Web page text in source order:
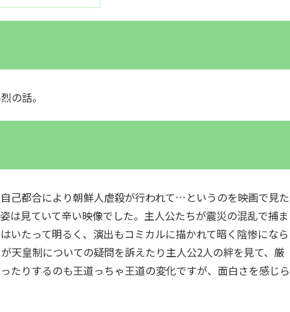
の話。
己都合により朝鮮人虐殺が行われて…というのを映画で見た
は見ていて辛い映像でした。主人公たちが震災の混乱で捕ま
いたって明るく、演出もコミカルに描かれて暗く陰惨になら
天皇制についての疑問を訴えたり主人公2人の絆を見て、厳
たりするのも王道っちゃ王道の変化ですが、面白さを感じら